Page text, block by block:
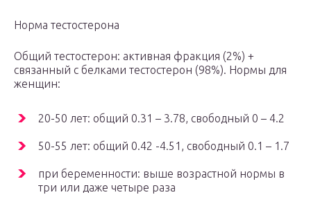
Норма тестостерона
Общий тестостерон: активная фракция (2%) +
связанный с белками тестостерон (98%). Нормы для
женщин:
20-50 лет: общий 0.31 – 3.78, свободный 0 – 4.2
50-55 лет: общий 0.42 -4.51, свободный 0.1 – 1.7
при беременности: выше возрастной нормы в
три или даже четыре раза